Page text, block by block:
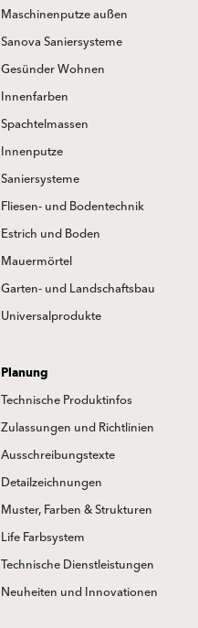
Maschinenputze außen
Sanova Saniersysteme
Gesünder Wohnen
Innenfarben
Spachtelmassen
Innenputze
Saniersysteme
Fliesen- und Bodentechnik
Estrich und Boden
Mauermörtel
Garten- und Landschaftsbau
Universalprodukte
Planung
Technische Produktinfos
Zulassungen und Richtlinien
Ausschreibungstexte
Detailzeichnungen
Muster, Farben & Strukturen
Life Farbsystem
Technische Dienstleistungen
Neuheiten und Innovationen